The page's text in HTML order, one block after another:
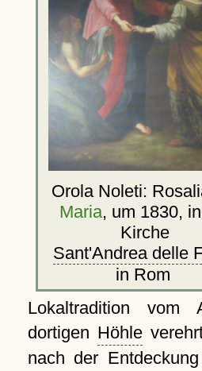
Orola Noleti:
Maria, um 1830,
Kirche
Sant'Andrea delle
in Rom
Lokaltradition vom
dortigen Höhle
nach der